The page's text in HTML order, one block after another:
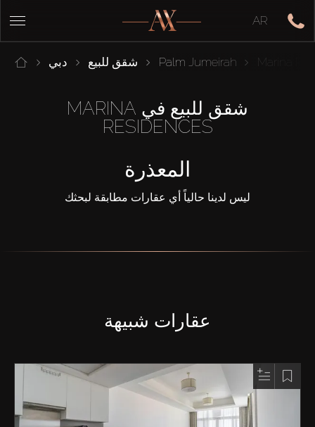
AR
دبي شقق للبيع Palm Jumeirah Marina
شقق للبيع في MARINA
RESIDENCES
المعذرة
ليس لدينا حالياً أي عقارات مطابقة لبحثك
عقارات شبيهة